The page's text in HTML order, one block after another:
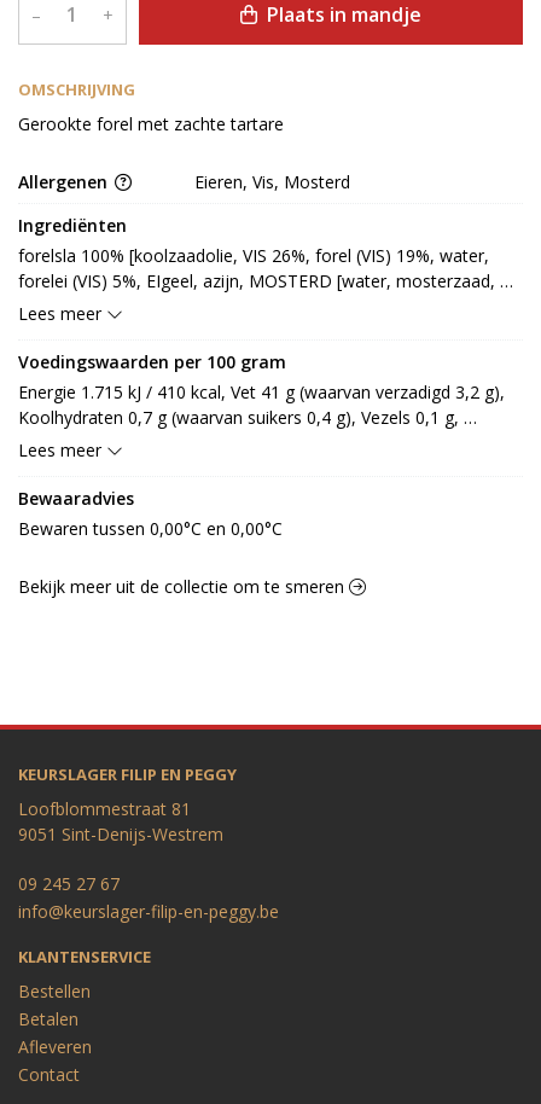
OMSCHRIJVING
Gerookte forel met zachte tartare
– + Plaats in mandje
Allergenen
Eieren, Vis, Mosterd
Ingrediënten
forelsla 100% [koolzaadolie, VIS 26%, forel (VIS) 19%, water,
forelei (VIS) 5%, EIgeel, azijn, MOSTERD [water, mosterzaad,
azijn, zout, specerij], zout, suiker, witte wijn, kruiden en
stabilisator: E412, E415, conserveermiddel: E202, E211, E270,
E325]
Lees meer
Voedingswaarden per 100 gram
Energie 1.715 kJ / 410 kcal, Vet 41 g (waarvan verzadigd 3,2 g),
Koolhydraten 0,7 g (waarvan suikers 0,4 g), Vezels 0,1 g,
Eiwitten 9,8 g, Zout 1,4 g.
Lees meer
Bewaaradvies
Bewaren tussen 0,00°C en 0,00°C
Bekijk meer uit de collectie om te smeren
KEURSLAGER FILIP EN PEGGY
Loofblommestraat 81
9051 Sint-Denijs-Westrem
09 245 27 67
info@keurslager-filip-en-peggy.be
KLANTENSERVICE
Bestellen
Betalen
Afleveren
Contact